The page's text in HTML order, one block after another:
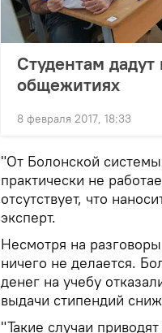
Студентам
общежитиях
8 февраля 2017, 18:33
"От Болонской
практически не
отсутствует, что
эксперт.
Несмотря на
ничего не делается.
денег на учебу
выдачи стипендий
"Такие случаи